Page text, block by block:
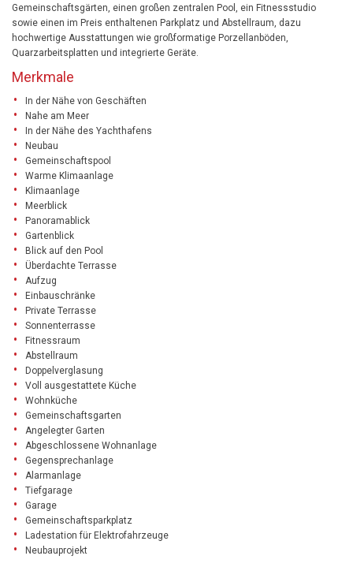
Gemeinschaftsgärten, einen großen zentralen Pool, ein Fitnessstudio
sowie einen im Preis enthaltenen Parkplatz und Abstellraum, dazu
hochwertige Ausstattungen wie großformatige Porzellanböden,
Quarzarbeitsplatten und integrierte Geräte.
Merkmale
In der Nähe von Geschäften
Nahe am Meer
In der Nähe des Yachthafens
Neubau
Gemeinschaftspool
Warme Klimaanlage
Klimaanlage
Meerblick
Panoramablick
Gartenblick
Blick auf den Pool
Überdachte Terrasse
Aufzug
Einbauschränke
Private Terrasse
Sonnenterrasse
Fitnessraum
Abstellraum
Doppelverglasung
Voll ausgestattete Küche
Wohnküche
Gemeinschaftsgarten
Angelegter Garten
Abgeschlossene Wohnanlage
Gegensprechanlage
Alarmanlage
Tiefgarage
Garage
Gemeinschaftsparkplatz
Ladestation für Elektrofahrzeuge
Neubauprojekt